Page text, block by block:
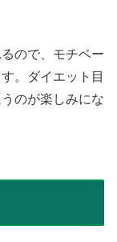
ので、モチベー
。ダイエット目
のが楽しみにな